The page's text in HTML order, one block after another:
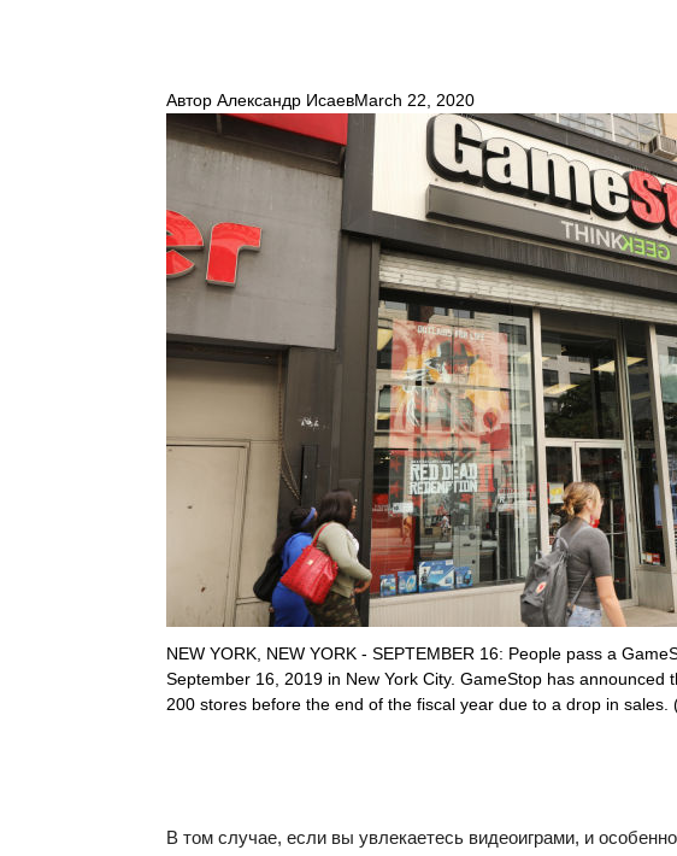
Автор Александр ИсаевMarch 22, 2020
NEW YORK, NEW YORK - SEPTEMBER 16: People pass a
September 16, 2019 in New York City. GameStop has announced
200 stores before the end of the fiscal year due to a drop in
В том случае, если вы увлекаетесь видеоиграми, и